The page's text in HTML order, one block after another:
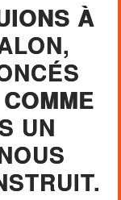
À
UN